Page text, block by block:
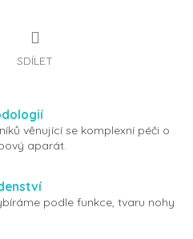
SDÍLET
věnující se komplexní péči o
aparát.
podle funkce, tvaru nohy